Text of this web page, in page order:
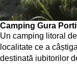
Camping Gura
Un camping litoral
localitate ce a
destinată iubitorilor